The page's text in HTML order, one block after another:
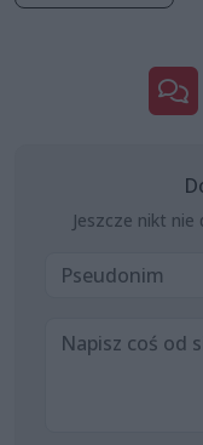
Jeszcze nikt